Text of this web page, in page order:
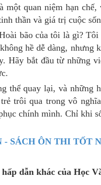
quan niệm hạn
thần và giá trị cuộc
bão của tôi là gì? Tôi
hề dễ dàng, nhưng
Hãy bắt đầu từ những
quay lại, và những
trôi qua trong vô
chính mình. Chỉ khi
- SÁCH ÔN THI TỐT
dẫn khác của Học